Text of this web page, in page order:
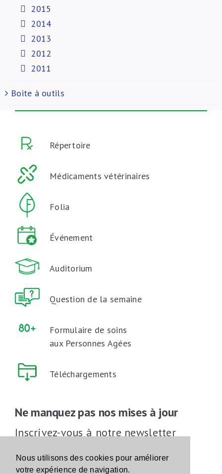
Nous utilisons des cookies pour améliorer
votre expérience de navigation.
2015
2014
2013
2012
2011
Boite à outils
Répertoire
Médicaments vétérinaires
Folia
Événement
Auditorium
Question de la semaine
Formulaire de soins
aux Personnes Agées
Téléchargements
Ne manquez pas nos mises à jour
Inscrivez-vous à notre newsletter
Inscrivez-vous